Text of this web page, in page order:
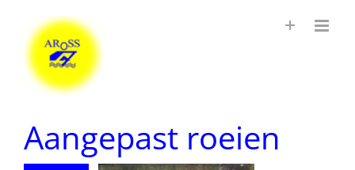
Aangepast roeien